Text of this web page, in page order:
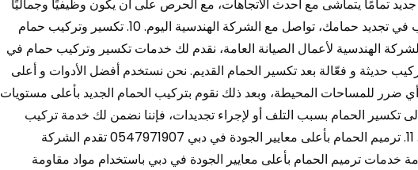
تمامًا يتماشى مع أحدث الاتجاهات، مع الحرص على أن يكون وظيفيًا وجماليًا
في الوقت ذاته. إذا كنت ترغب في تجديد حمامك، تواصل مع الشركة الهندسية اليوم. 10. تكسير وتركيب حمام
0547971907 في الشركة الهندسية لأعمال الصيانة العامة، نقدم لك خدمات تكسير وتركيب حمام في
حديثة و فعّالة بعد تكسير الحمام القديم. نحن نستخدم أفضل الأدوات و أعلى
ضرر للمساحات المحيطة، وبعد ذلك نقوم بتركيب الحمام الجديد بأعلى مستويات
تكسير الحمام بسبب التلف أو لإجراء تجديدات، فإننا نضمن لك خدمة تركيب
حمام جديد يناسب احتياجاتك. 11. ترميم الحمام بأعلى معايير الجودة في دبي 0547971907 تقدم الشركة
خدمات ترميم الحمام بأعلى معايير الجودة في دبي باستخدام مواد مقاومة